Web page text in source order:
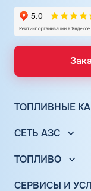
ТОПЛИВНЫЕ
Топливные карты
Топливные карты
СЕТЬ АЗС
АЗС Лукойл
АЗС
ТОПЛИВО
СЕРВИСЫ И